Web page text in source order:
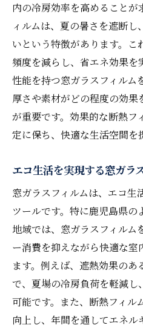
内の冷房効率を高めることが
ィルムは、夏の暑さを遮断
いという特徴があります。こ
頻度を減らし、省エネ効果
性能を持つ窓ガラスフィルム
厚さや素材がどの程度の効果
が重要です。効果的な断熱フ
定に保ち、快適な生活空間を
エコ生活を実現する窓ガラ
窓ガラスフィルムは、エコ生
ツールです。特に鹿児島県の
地域では、窓ガラスフィルム
ー消費を抑えながら快適な室
ます。例えば、遮熱効果のあ
で、夏場の冷房負荷を軽減し
可能です。また、断熱フィル
向上し、年間を通してエネ